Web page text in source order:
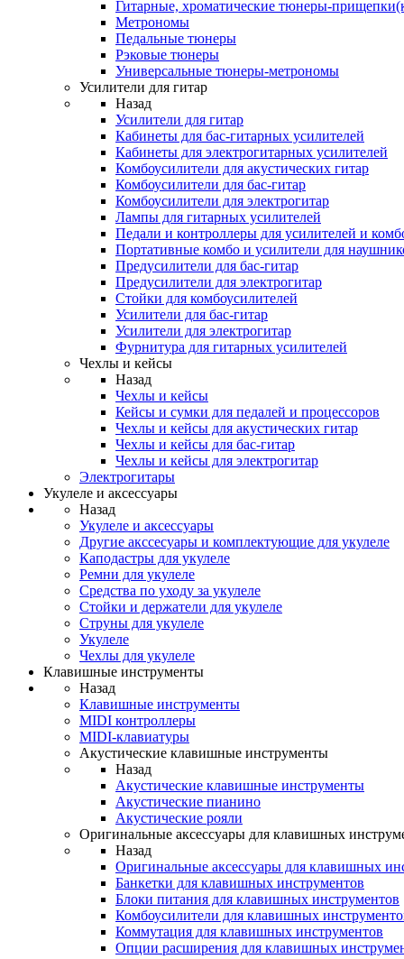
Гитарные, хроматические тюнеры-
Метрономы
Педальные тюнеры
Рэковые тюнеры
Универсальные тюнеры-метрономы
Усилители для гитар
Назад
Усилители для гитар
Кабинеты для бас-гитарных усилителей
Кабинеты для электрогитарных усилителей
Комбоусилители для акустических гитар
Комбоусилители для бас-гитар
Комбоусилители для электрогитар
Лампы для гитарных усилителей
Педали и контроллеры для усилителей и
Портативные комбо и усилители для
Предусилители для бас-гитар
Предусилители для электрогитар
Стойки для комбоусилителей
Усилители для бас-гитар
Усилители для электрогитар
Фурнитура для гитарных усилителей
Чехлы и кейсы
Назад
Чехлы и кейсы
Кейсы и сумки для педалей и процессоров
Чехлы и кейсы для акустических гитар
Чехлы и кейсы для бас-гитар
Чехлы и кейсы для электрогитар
Электрогитары
Укулеле и аксессуары
Назад
Укулеле и аксессуары
Другие акссесуары и комплектующие для укулеле
Каподастры для укулеле
Ремни для укулеле
Средства по уходу за укулеле
Стойки и держатели для укулеле
Струны для укулеле
Укулеле
Чехлы для укулеле
Клавишные инструменты
Назад
Клавишные инструменты
MIDI контроллеры
MIDI-клавиатуры
Акустические клавишные инструменты
Назад
Акустические клавишные инструменты
Акустические пианино
Акустические рояли
Оригинальные аксессуары для клавишных
Назад
Оригинальные аксессуары для клавишных
Банкетки для клавишных инструментов
Блоки питания для клавишных инструментов
Комбоусилители для клавишных
Коммутация для клавишных инструментов
Опции расширения для клавишных